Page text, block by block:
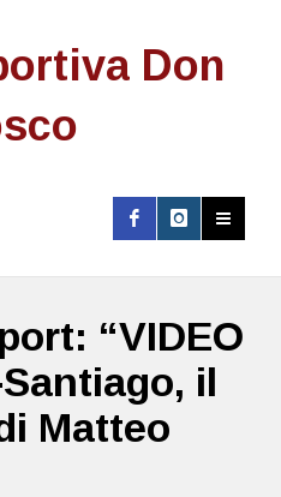
Don
“VIDEO
il
Matteo